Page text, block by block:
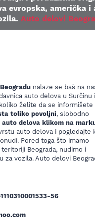
evropska, američka
Auto delovi
nalaze se baš na
auto delova u Surčinu
želite da se informišete
toliko povoljni, slobodno
auto delova klikom na
auto delova i pogledajte
Pored toga što imamo
Beograda, nudimo i
za vozila. Auto delovi
56